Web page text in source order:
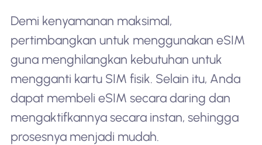
Demi kenyamanan maksimal,
pertimbangkan untuk menggunakan eSIM
guna menghilangkan kebutuhan untuk
mengganti kartu SIM fisik. Selain itu, Anda
dapat membeli eSIM secara daring dan
mengaktifkannya secara instan, sehingga
prosesnya menjadi mudah.